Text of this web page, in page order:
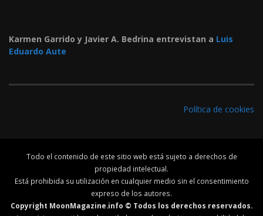
Karmen Garrido y Javier A. Bedrina entrevistan a Luis
Eduardo Aute
Política de cookies
Todo el contenido de este sitio web está sujeto a derechos de
propiedad intelectual.
Está prohibida su utilización en cualquier medio sin el consentimiento
expreso de los autores.
Copyright MoonMagazine.info © Todos los derechos reservados.